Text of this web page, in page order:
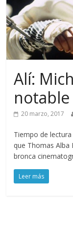
Alí:
20 marzo, 2017
Tiempo de
que Thomas Alba
bronca
Leer más